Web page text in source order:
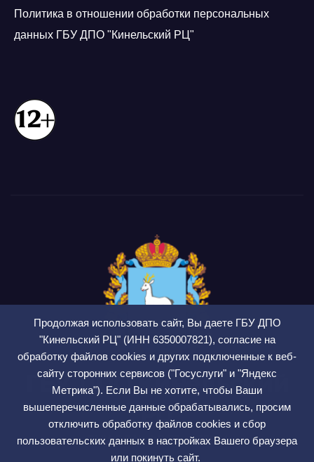
Продолжая использовать сайт, Вы даете ГБУ ДПО
"Кинельский РЦ" (ИНН 6350007821), согласие на
обработку файлов cookies и других подключенные к веб-
сайту сторонних сервисов ("Госуслуги" и "Яндекс
Метрика"). Если Вы не хотите, чтобы Ваши
вышеперечисленные данные обрабатывались, просим
отключить обработку файлов cookies и сбор
пользовательских данных в настройках Вашего браузера
или покинуть сайт.
Политика в отношении обработки персональных
данных ГБУ ДПО "Кинельский РЦ"
ГБУ ДПО Кинельский
РЦ
СМИ ЭЛ № ФС 77 — 75564